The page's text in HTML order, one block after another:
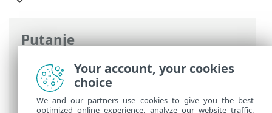
Putanje
ESET-ova online pomoć> ESET PROTECT
On-Prem
>Uvod u ESET PROTECT
virtualni uređaj
Your account, your cookies
choice
We and our partners use cookies to give you the best
optimized online experience, analyze our website traffic,